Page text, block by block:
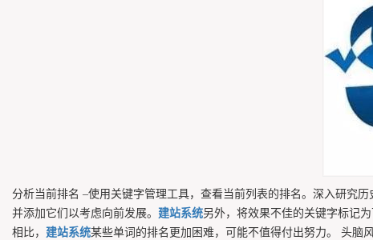
分析当前排名 –使用关键字管理工具，查看当前列表的排名。深入研究
并添加它们以考虑向前发展。 建站系统另外，将效果不佳的关键字标记
相比， 建站系统某些单词的排名更加困难，可能不值得付出努力。 头脑